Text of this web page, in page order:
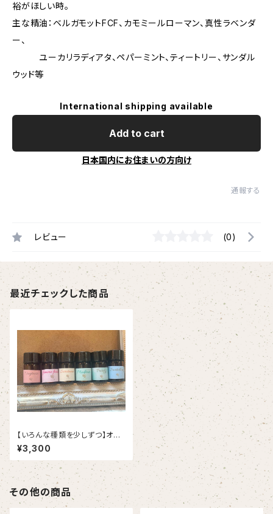
裕がほしい時。
主な精油：ベルガモットFCF、カモミールローマン、真性ラベンダ
ー、
ユーカリラディアタ、ペパーミント、ティートリー、サンダル
ウッド等
International shipping available
Add to cart
日本国内にお住まいの方向け
通報する
レビュー (0)
最近チェックした商品
【いろんな種類を少しずつ】オリ
ジナルブレンド精油おためしミ
ニセット
¥3,300
その他の商品